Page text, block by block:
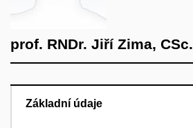
prof. RNDr. Jiří Zima, CSc.
Základní údaje